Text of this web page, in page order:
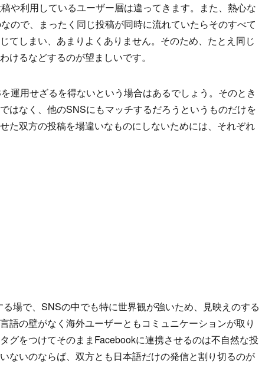
や利用しているユーザー層は違ってきます。また、熱心な
ので、まったく同じ投稿が同時に流れていたらそのすべて
てしまい、あまりよくありません。そのため、たとえ同じ
るなどするのが望ましいです。
運用せざるを得ないという場合はあるでしょう。そのとき
はなく、他のSNSにもマッチするだろうというものだけを
た双方の投稿を場違いなものにしないためには、それぞれ
場で、SNSの中でも特に世界観が強いため、見映えのする
語の壁がなく海外ユーザーともコミュニケーションが取り
グをつけてそのままFacebookに連携させるのは不自然な投
ないのならば、双方とも日本語だけの発信と割り切るのが